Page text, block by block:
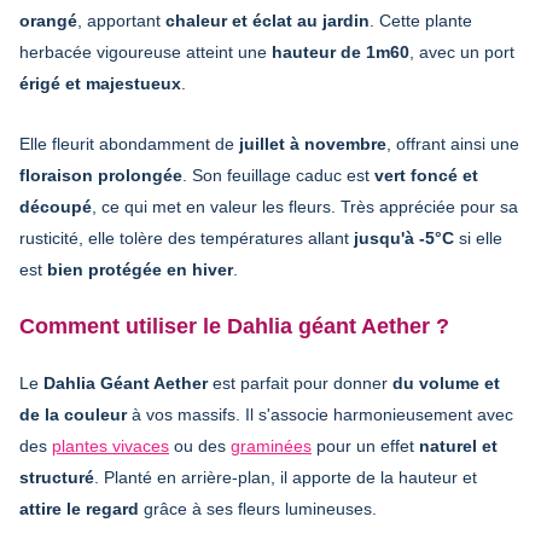
orangé , apportant chaleur et éclat au jardin . Cette plante
herbacée vigoureuse atteint une hauteur de 1m60 , avec un port
érigé et majestueux
Elle fleurit abondamment de juillet à novembre , offrant ainsi une
floraison prolongée . Son feuillage caduc est vert foncé et
découpé , ce qui met en valeur les fleurs. Très appréciée pour sa
rusticité, elle tolère des températures allant jusqu'à -5°C si elle
est bien protégée en hiver.
Comment utiliser le Dahlia géant Aether ?
Le Dahlia Géant Aetherest parfait pour donner du volume et
de la couleurà vos massifs. Il s'associe harmonieusement avec
des plantes vivaces ou des graminées pour un effet naturel et
structuré . Planté en arrière-plan, il apporte de la hauteur et
attire le regard grâce à ses fleurs lumineuses.